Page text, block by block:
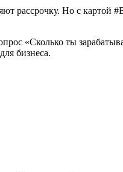
рассрочку. Но с картой
«Сколько ты
бизнеса.